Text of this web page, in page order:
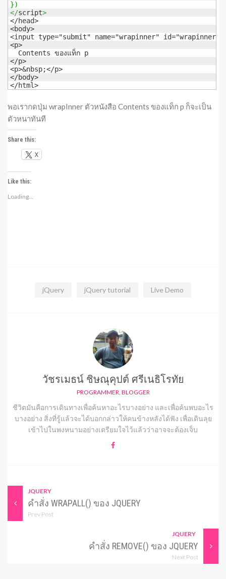
})
</script>
</head>
<body>
<input type="submit" name="wrapinner" id="wrapinner"
<p>
  Contents ของแท็ก p
</p>
<p>&nbsp;</p>
</body>
</html>
พอเรากดปุ่ม wrapInner ตัวหนังสือ Contents ของแท็ก p ก็จะเป็น
ตัวหนาทันที
Share this:
X
Like this:
Loading...
jQuery jQuery tutorial Live Demo
วัชรเมธน์ ชิษณุคุปต์ ศรีเนธิโรทัย
PROGRAMMER, BLOGGER
ชีวิตมันคือการเดินทางเพื่อค้นหาอะไรบางอย่าง และเพื่อค้นพบอะไร
บางอย่าง สิ่งที่รู้แล้วจะได้บอกกล่าวให้คนข้างหลังได้ฟัง เพื่อเดินลุย
เข้าไปในพงหนามอย่างเตรียมใจไว้แล้วว่าอาจจะต้องเจ็บ
JQUERY
คำสั่ง WRAPALL() ของ JQUERY
Prev Post
JQUERY
คำสั่ง REMOVE() ของ JQUERY
Next Post